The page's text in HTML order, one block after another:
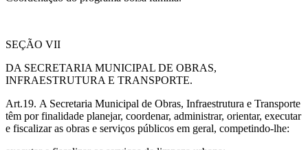
SEÇÃO VII
DA SECRETARIA MUNICIPAL DE OBRAS,
INFRAESTRUTURA E TRANSPORTE.
Art.19. A Secretaria Municipal de Obras, Infraestrutura e Transporte
têm por finalidade planejar, coordenar, administrar, orientar, executar
e fiscalizar as obras e serviços públicos em geral, competindo-lhe: